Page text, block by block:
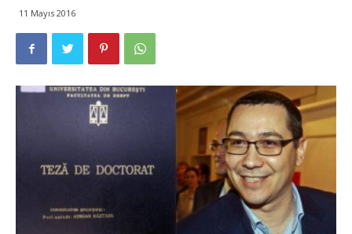
11 Mayıs 2016